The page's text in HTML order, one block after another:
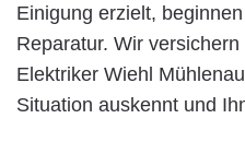
Einigung erzielt,
Reparatur. Wir
Elektriker Wiehl
Situation auskennt und